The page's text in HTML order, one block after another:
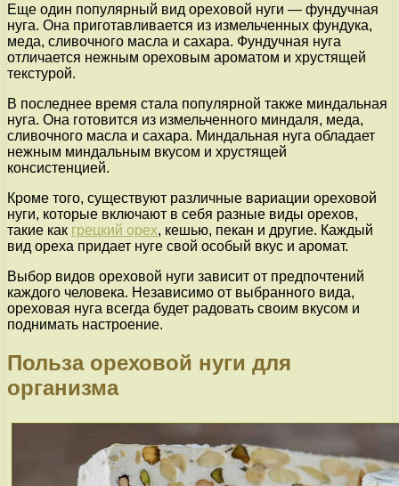
Еще один популярный вид ореховой нуги — фундучная
нуга. Она приготавливается из измельченных фундука,
меда, сливочного масла и сахара. Фундучная нуга
отличается нежным ореховым ароматом и хрустящей
текстурой.
В последнее время стала популярной также миндальная
нуга. Она готовится из измельченного миндаля, меда,
сливочного масла и сахара. Миндальная нуга обладает
нежным миндальным вкусом и хрустящей
консистенцией.
Кроме того, существуют различные вариации ореховой
нуги, которые включают в себя разные виды орехов,
такие как грецкий орех, кешью, пекан и другие. Каждый
вид ореха придает нуге свой особый вкус и аромат.
Выбор видов ореховой нуги зависит от предпочтений
каждого человека. Независимо от выбранного вида,
ореховая нуга всегда будет радовать своим вкусом и
поднимать настроение.
Польза ореховой нуги для
организма